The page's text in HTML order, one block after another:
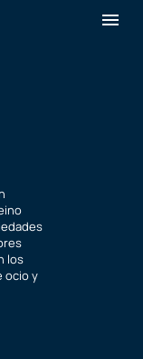
los
ocio y